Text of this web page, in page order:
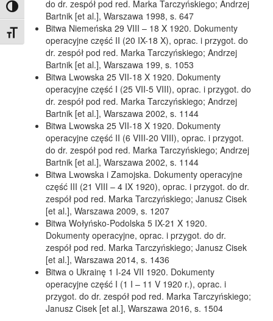
Toggle High Contrast
Toggle Font size
do dr. zespół pod red. Marka Tarczyńskiego; Andrzej
Bartnik [et al.], Warszawa 1998, s. 647
Bitwa Niemeńska 29 VIII – 18 X 1920. Dokumenty
operacyjne część II (20 IX-18 X), oprac. i przygot. do
dr. zespół pod red. Marka Tarczyńskiego; Andrzej
Bartnik [et al.], Warszawa 199, s. 1053
Bitwa Lwowska 25 VII-18 X 1920. Dokumenty
operacyjne część I (25 VII-5 VIII), oprac. i przygot. do
dr. zespół pod red. Marka Tarczyńskiego; Andrzej
Bartnik [et al.], Warszawa 2002, s. 1144
Bitwa Lwowska 25 VII-18 X 1920. Dokumenty
operacyjne część II (6 VIII-20 VIII), oprac. i przygot.
do dr. zespół pod red. Marka Tarczyńskiego; Andrzej
Bartnik [et al.], Warszawa 2002, s. 1144
Bitwa Lwowska i Zamojska. Dokumenty operacyjne
część III (21 VIII – 4 IX 1920), oprac. i przygot. do dr.
zespół pod red. Marka Tarczyńskiego; Janusz Cisek
[et al.], Warszawa 2009, s. 1207
Bitwa Wołyńsko-Podolska 5 IX-21 X 1920.
Dokumenty operacyjne, oprac. i przygot. do dr.
zespół pod red. Marka Tarczyńskiego; Janusz Cisek
[et al.], Warszawa 2014, s. 1436
Bitwa o Ukrainę 1 I-24 VII 1920. Dokumenty
operacyjne część I (1 I – 11 V 1920 r.), oprac. i
przygot. do dr. zespół pod red. Marka Tarczyńskiego;
Janusz Cisek [et al.], Warszawa 2016, s. 1504